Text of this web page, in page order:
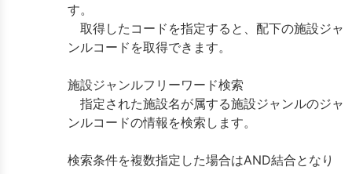
す。
取得したコードを指定すると、配下の施設ジャ
ンルコードを取得できます。
施設ジャンルフリーワード検索
指定された施設名が属する施設ジャンルのジャ
ンルコードの情報を検索します。
検索条件を複数指定した場合はAND結合となり